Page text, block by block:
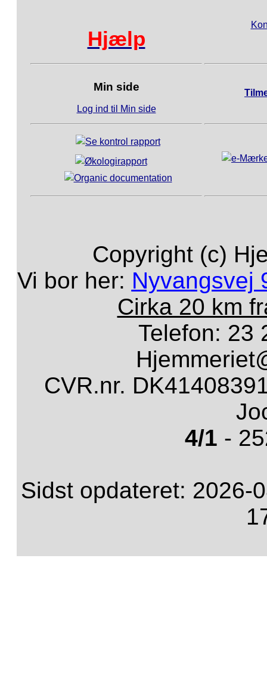
Hjælp
Min side
Log ind til Min side
Copyright (c)
Vi bor her: Nyvangsvej
Cirka 20 km
Telefon: 23
CVR.nr.
4/1 -
Sidst opdateret: 2026-